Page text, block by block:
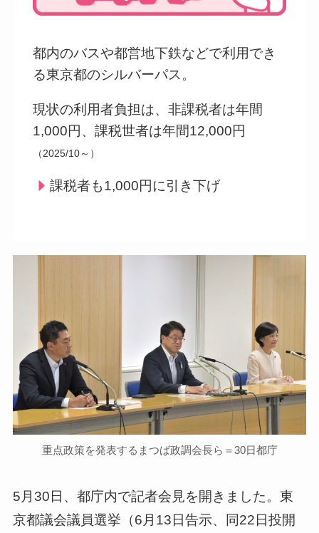
都内のバスや都営地下鉄などで利用でき
る東京都のシルバーパス。
現状の利用者負担は、非課税者は年間
1,000円、課税世者は年間12,000円
（2025/10～）
課税者も1,000円に引き下げ
重点政策を発表するまつば政調会長ら＝30日都庁
5月30日、都庁内で記者会見を開きました。東
京都議会議員選挙（6月13日告示、同22日投開